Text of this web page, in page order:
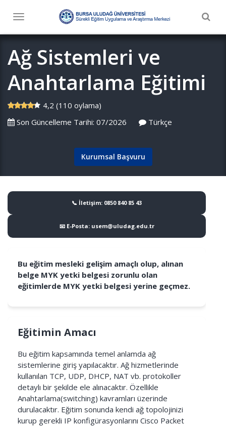
Toggle
Ağ Sistemleri ve
Anahtarlama Eğitimi
4,2 (110 oylama)
Son Güncelleme Tarihi: 07/2026
Türkçe
Kurumsal Başvuru
📞 İletişim: 0850 840 85 43
📧 E-Posta: usem@uludag.edu.tr
Bu eğitim mesleki gelişim amaçlı olup, alınan
belge MYK yetki belgesi zorunlu olan
eğitimlerde MYK yetki belgesi yerine geçmez.
Eğitimin Amacı
Bu eğitim kapsamında temel anlamda ağ
sistemlerine giriş yapılacaktır. Ağ hizmetlerinde
kullanılan TCP, UDP, DHCP, NAT vb. protokoller
detaylı bir şekilde ele alınacaktır. Özellikle
Anahtarlama(switching) kavramları üzerinde
durulacaktır. Eğitim sonunda kendi ağ topolojinizi
kurup gerekli IP konfigürasyonlarını Cisco Packet